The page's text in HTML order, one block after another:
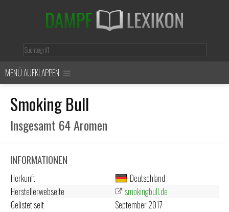
MENÜ AUFKLAPPEN
Smoking Bull
Insgesamt 64 Aromen
INFORMATIONEN
Herkunft
Deutschland
Herstellerwebseite
smokingbull.de
Gelistet seit
September 2017